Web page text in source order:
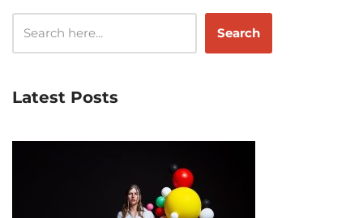
Search
Latest Posts